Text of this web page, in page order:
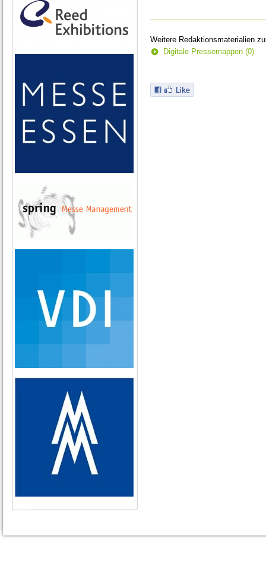
Weitere Redaktionsmaterialien
Digitale Pressemappen (0)